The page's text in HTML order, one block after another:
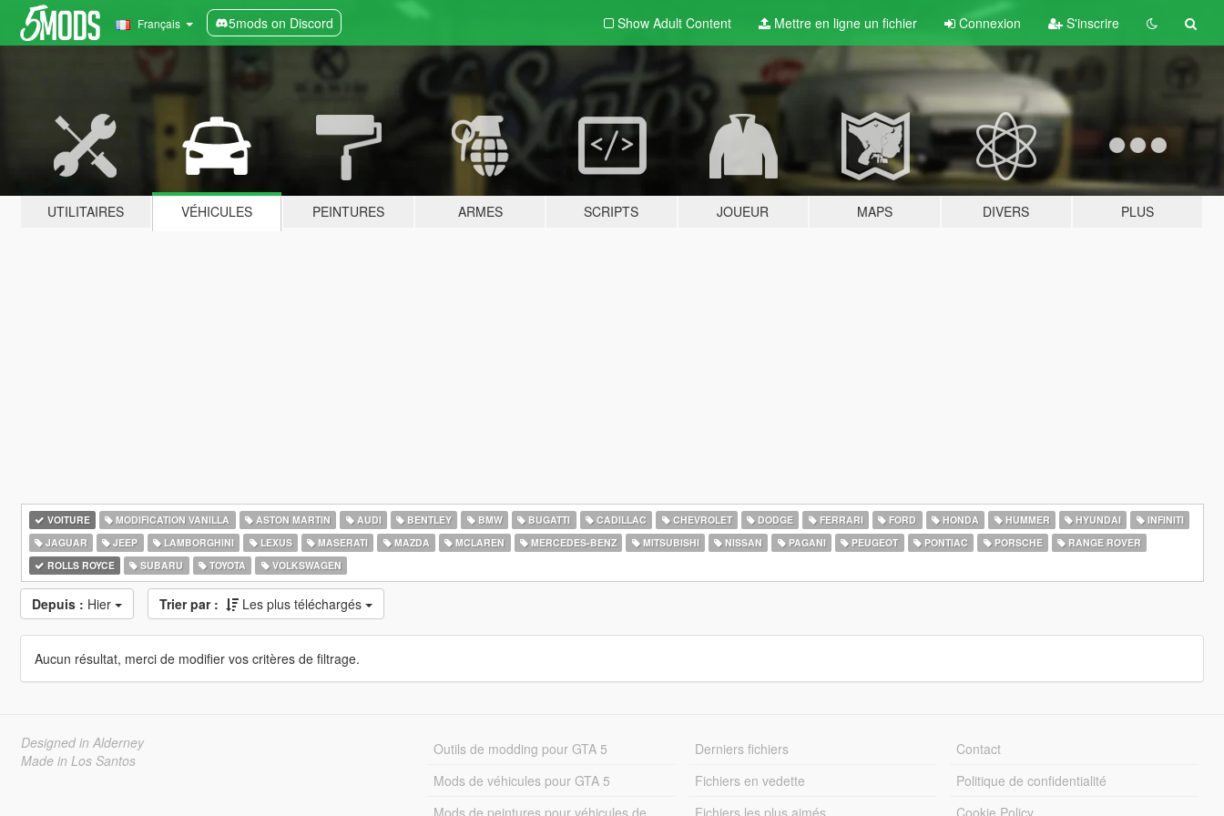
Français 5mods on Discord Show Adult Content Mettre en ligne un fichier Connexion S'inscrire
UTILITAIRES VÉHICULES PEINTURES ARMES SCRIPTS JOUEUR MAPS DIVERS PLUS
VOITURE MODIFICATION VANILLA ASTON MARTIN AUDI BENTLEY BMW BUGATTI CADILLAC CHEVROLET DODGE FERRARI FORD HONDA HUMMER HYUNDAI
INFINITI
JAGUAR
JEEP LAMBORGHINI LEXUS MASERATI MAZDA MCLAREN MERCEDES-BENZ MITSUBISHI NISSAN PAGANI PEUGEOT PONTIAC PORSCHE
RANGE ROVER
ROLLS ROYCE
SUBARU TOYOTA VOLKSWAGEN
Depuis : Hier Trier par : Les plus téléchargés
Aucun résultat, merci de modifier vos critères de filtrage.
Designed in Alderney
Made in Los Santos
Outils de modding pour GTA 5
Mods de véhicules pour GTA 5
Mods de peintures pour véhicules de
Derniers fichiers
Fichiers en vedette
Fichiers les plus aimés
Contact
Politique de confidentialité
Cookie Policy